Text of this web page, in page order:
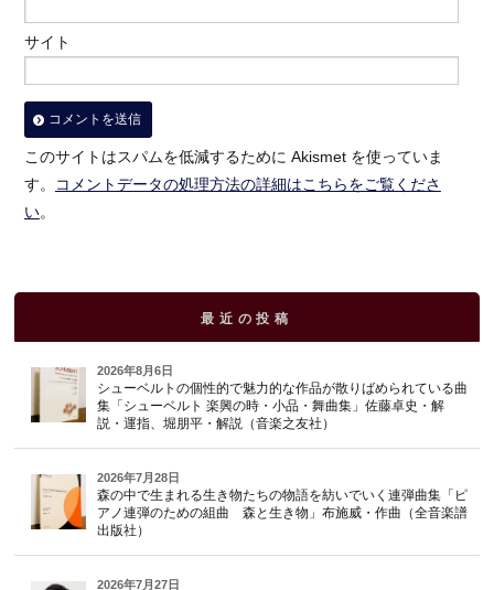
サイト
このサイトはスパムを低減するために Akismet を使っていま
す。
コメントデータの処理方法の詳細はこちらをご覧くださ
い。
最近の投稿
2026年8月6日
シューベルトの個性的で魅力的な作品が散りばめられている曲
集「シューベルト 楽興の時・小品・舞曲集」佐藤卓史・解
説・運指、堀朋平・解説（音楽之友社）
2026年7月28日
森の中で生まれる生き物たちの物語を紡いでいく連弾曲集「ピ
アノ連弾のための組曲 森と生き物」布施威・作曲（全音楽譜
出版社）
2026年7月27日